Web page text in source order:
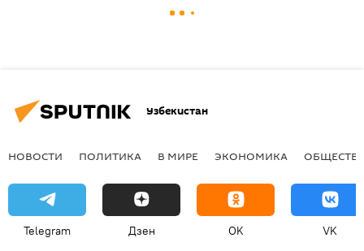
Узбекистан
НОВОСТИ ПОЛИТИКА В МИРЕ ЭКОНОМИКА
Telegram Дзен OK VK